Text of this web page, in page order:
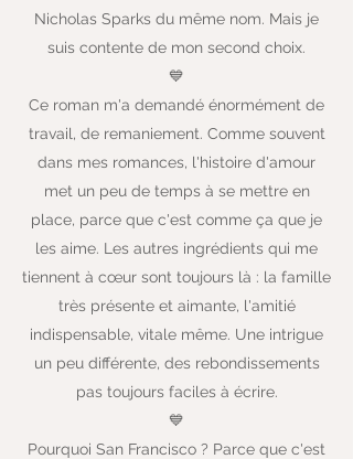
Nicholas Sparks du même nom. Mais je
suis contente de mon second choix.
💙
Ce roman m'a demandé énormément de
travail, de remaniement. Comme souvent
dans mes romances, l'histoire d'amour
met un peu de temps à se mettre en
place, parce que c'est comme ça que je
les aime. Les autres ingrédients qui me
tiennent à cœur sont toujours là : la famille
très présente et aimante, l'amitié
indispensable, vitale même. Une intrigue
un peu différente, des rebondissements
pas toujours faciles à écrire.
💙
Pourquoi San Francisco ? Parce que c'est